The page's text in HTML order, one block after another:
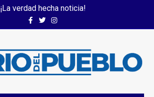
¡La verdad hecha noticia!
FacebookTwitterInstagram